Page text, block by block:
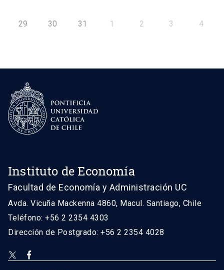
29 30 31 1 2 3 4
Instituto de Economía
Facultad de Economía y Administración UC
Avda. Vicuña Mackenna 4860, Macul. Santiago, Chile
Teléfono: +56 2 2354 4303
Dirección de Postgrado: +56 2 2354 4028